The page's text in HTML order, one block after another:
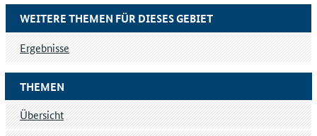
THEMEN
Übersicht
WEITERE THEMEN FÜR DIESES GEBIET
Ergebnisse